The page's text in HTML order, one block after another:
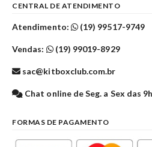
CENTRAL DE ATENDIMENTO
Atendimento: (19) 99517-9749
Vendas: (19) 99019-8929
sac@kitboxclub.com.br
Chat online de Seg. a Sex das
FORMAS DE PAGAMENTO